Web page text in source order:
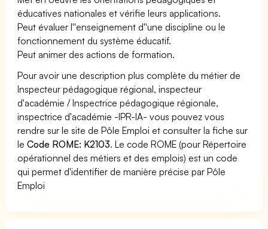
éducatives nationales et vérifie leurs applications.
Peut évaluer l''enseignement d''une discipline ou le
fonctionnement du système éducatif.
Peut animer des actions de formation.
Pour avoir une description plus complète du métier de
Inspecteur pédagogique régional, inspecteur
d'académie / Inspectrice pédagogique régionale,
inspectrice d'académie -IPR-IA- vous pouvez vous
rendre sur le site de Pôle Emploi et consulter la fiche sur
leCode ROME: K2103. Le code ROME (pour Répertoire
opérationnel des métiers et des emplois) est un code
qui permet d'identifier de manière précise par Pôle
Emploi